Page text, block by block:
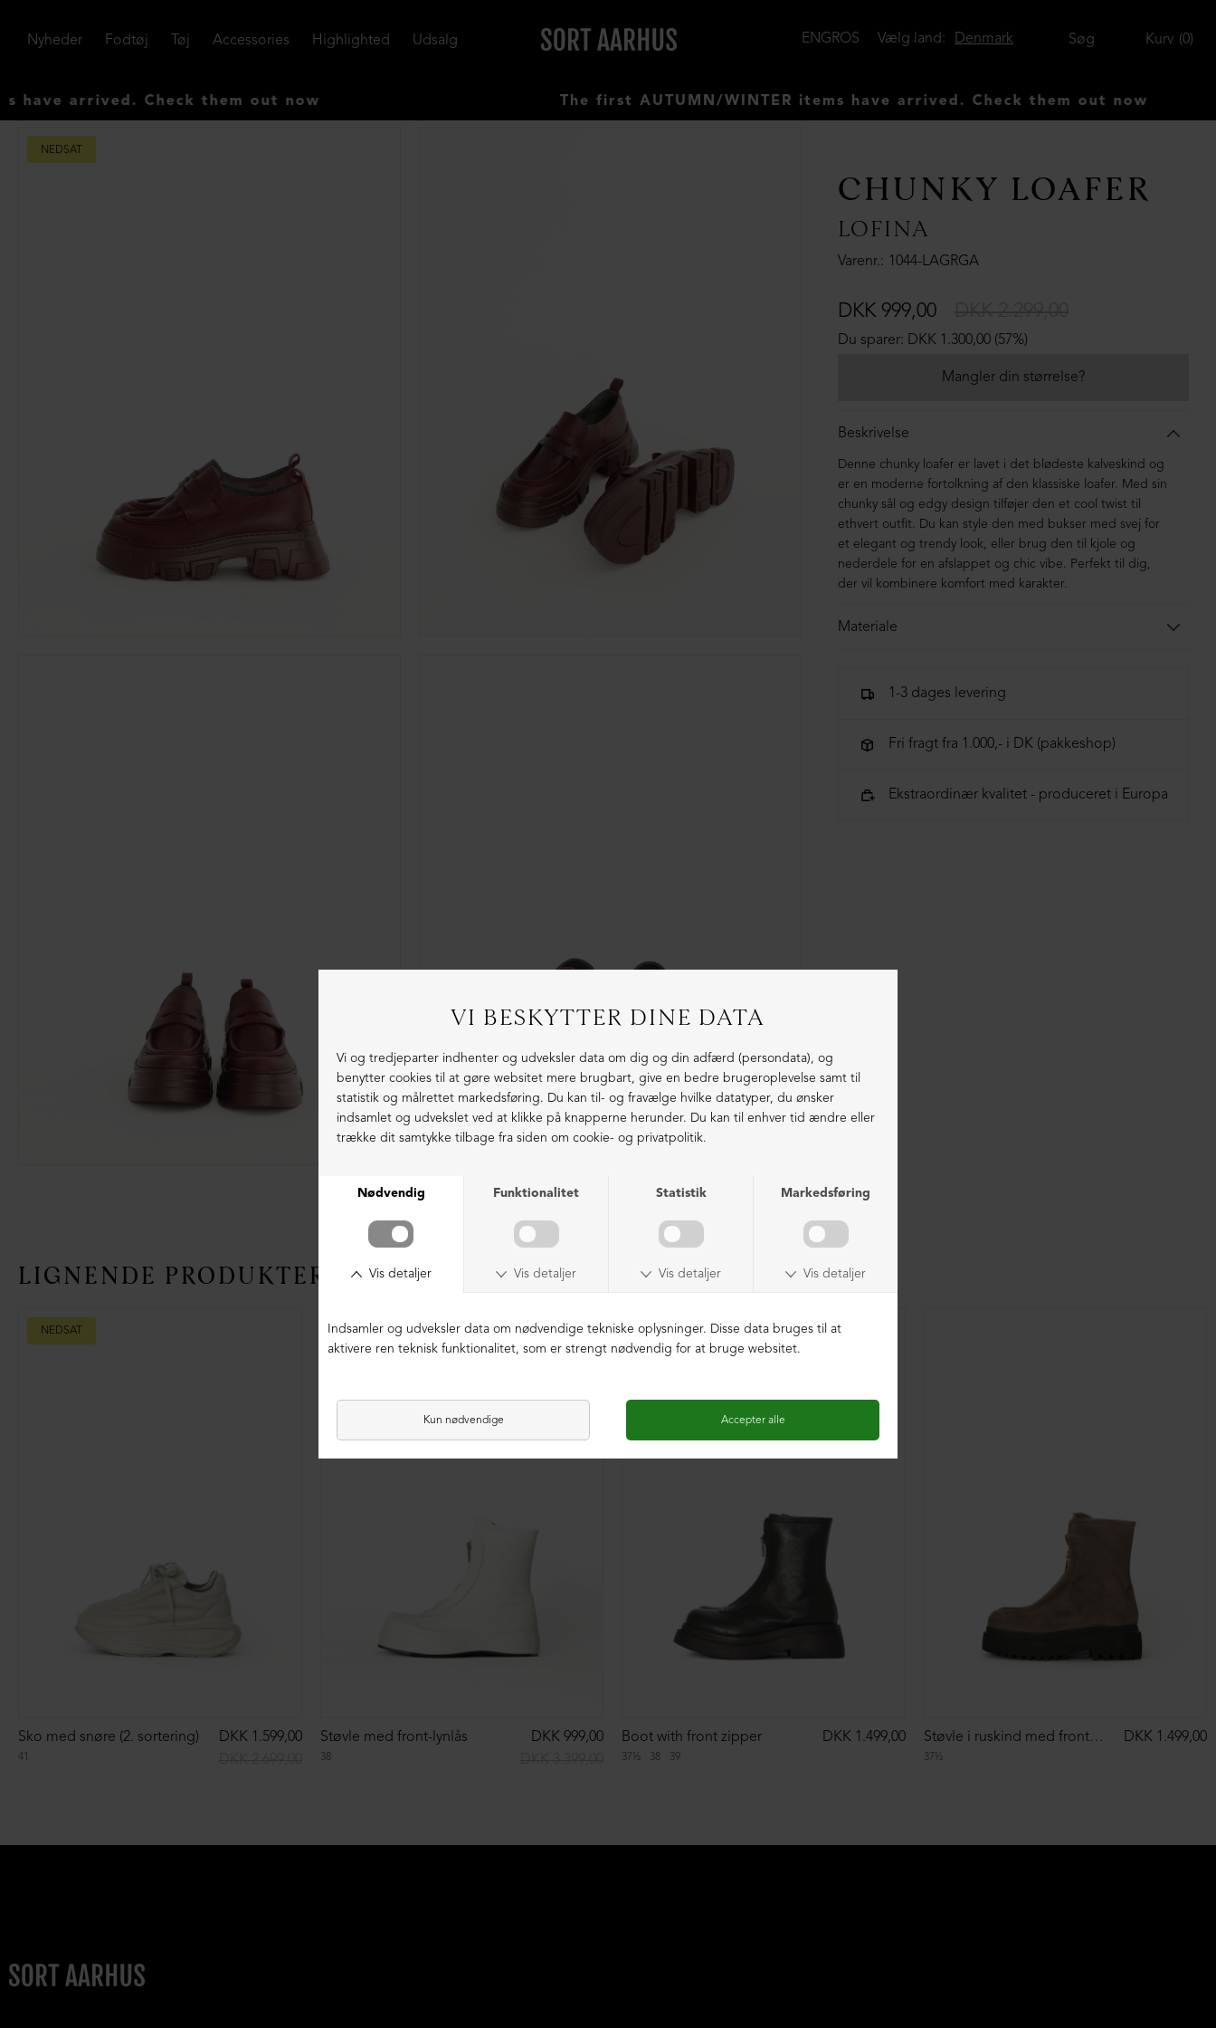
Nyheder Fodtøj Tøj Accessories Highlighted Udsalg Kurv 0
Søg
Denmark
Vælg land:
ENGROS
arrived. Check them out now The first AUTUMN/WINTER items have arrived. Check them out now
NEDSAT
CHUNKY LOAFER
LOFINA
Varenr. 1044-LAGRGA
Du sparer: DKK 1.300,00 (57%)
DKK 999,00
Mangler din størrelse?
Beskrivelse
Denne chunky loafer er lavet i det blødeste kalveskind og
er en moderne fortolkning af den klassiske loafer. Med sin
chunky sål og edgy design tilføjer den et cool twist til
ethvert outfit. Du kan style den med bukser med svej for
et elegant og trendy look, eller brug den til kjole og
nederdele for en afslappet og chic vibe. Perfekt til dig,
der vil kombinere komfort med karakter.
Materiale
1-3 dages levering
Fri fragt fra 1.000,- i DK (pakkeshop)
Ekstraordinær kvalitet - produceret i Europa
LIGNENDE PRODUKTER
NEDSAT
41
Sko med snøre (2. sortering)
DKK 1.599,00
NEDSAT
38
Støvle med front-lynlås
DKK 999,00
37½ 38 39
Boot with front zipper DKK 1.499,00
37½
Støvle i ruskind med front-lynlås DKK 1.499,00